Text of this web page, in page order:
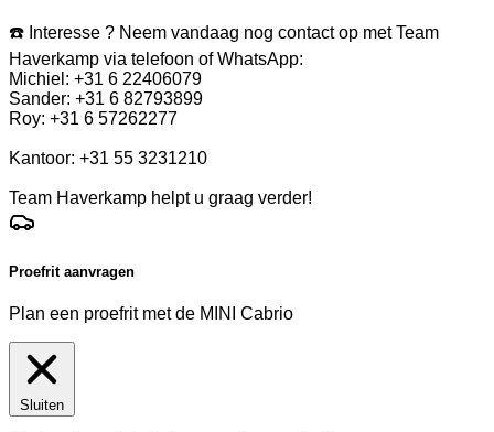
☎️ Interesse ? Neem vandaag nog contact op met Team
Haverkamp via telefoon of WhatsApp:
Michiel: +31 6 22406079
Sander: +31 6 82793899
Roy: +31 6 57262277
Kantoor: +31 55 3231210
Team Haverkamp helpt u graag verder!
Proefrit aanvragen
Plan een proefrit met de MINI Cabrio
Sluiten